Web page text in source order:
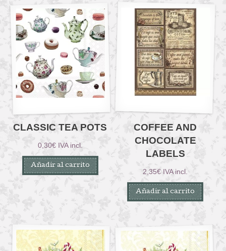
CLASSIC TEA POTS
0,30€ IVA incl.
Añadir al carrito
COFFEE AND
CHOCOLATE
LABELS
2,35€ IVA incl.
Añadir al carrito